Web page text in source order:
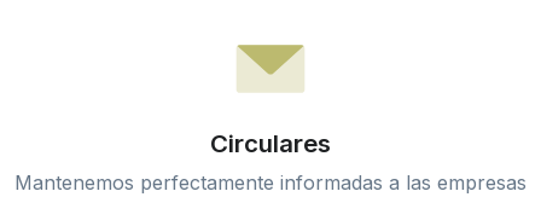
Circulares
Mantenemos perfectamente informadas a las empresas